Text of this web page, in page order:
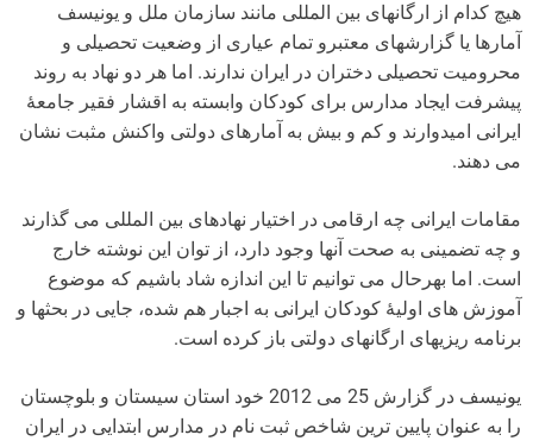
هیچ کدام از ارگانهای بین المللی مانند سازمان ملل و یونیسف
آمارها یا گزارشهای معتبرو تمام عیاری از وضعیت تحصیلی و
محرومیت تحصیلی دختران در ایران ندارند. اما هر دو نهاد به روند
پیشرفت ایجاد مدارس برای کودکان وابسته به اقشار فقیر جامعۀ
ایرانی امیدوارند و کم و بیش به آمارهای دولتی واکنش مثبت نشان
می دهند.
مقامات ایرانی چه ارقامی در اختیار نهادهای بین المللی می گذارند
و چه تضمینی به صحت آنها وجود دارد، از توان این نوشته خارج
است. اما بهرحال می توانیم تا این اندازه شاد باشیم که موضوع
آموزش های اولیۀ کودکان ایرانی به اجبار هم شده، جایی در بحثها و
برنامه ریزیهای ارگانهای دولتی باز کرده است.
یونیسف در گزارش 25 می 2012 خود استان سیستان و بلوچستان
را به عنوان پایین ترین شاخص ثبت نام در مدارس ابتدایی در ایران